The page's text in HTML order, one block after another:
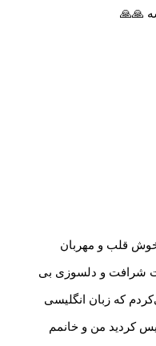
🙏🙏
قلب و مهربان
شرافت و دلسوزی بی
که زبان انگلیسی
کردید من و خانمم